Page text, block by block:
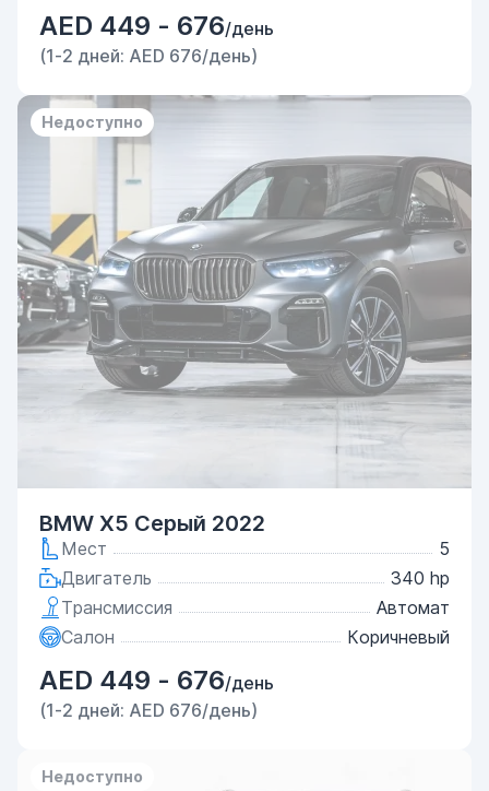
AED 449 - 676/день
(1-2 дней: AED 676/день)
Недоступно
BMW X5 Серый 2022
Мест
5
Двигатель
340 hp
Трансмиссия
Автомат
Салон
Коричневый
AED 449 - 676/день
(1-2 дней: AED 676/день)
Недоступно